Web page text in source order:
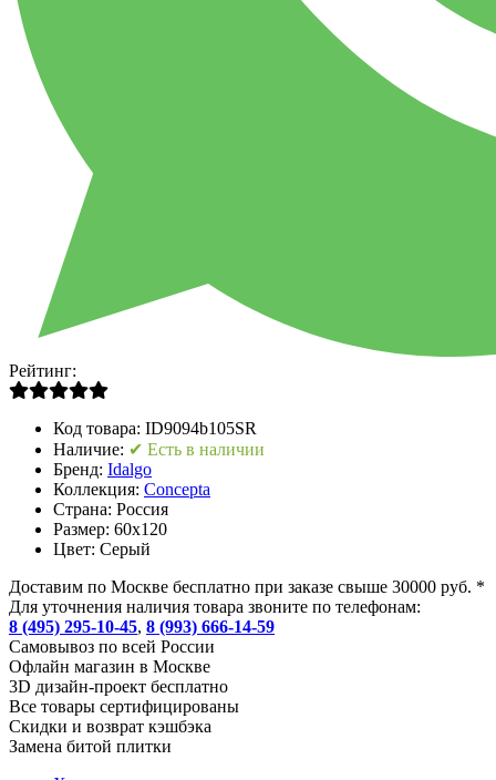
Рейтинг:
Код товара: ID9094b105SR
Наличие: ✔ Есть в наличии
Бренд: Idalgo
Коллекция: Concepta
Страна: Россия
Размер: 60x120
Цвет: Серый
Доставим по Москве бесплатно при заказе свыше 30000 руб. *
Для уточнения наличия товара звоните по телефонам:
8 (495) 295-10-45, 8 (993) 666-14-59
Cамовывоз по всей России
Офлайн магазин в Москве
3D дизайн-проект бесплатно
Все товары сертифицированы
Скидки и возврат кэшбэка
Замена битой плитки